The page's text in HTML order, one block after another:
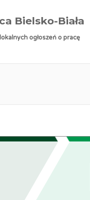
Bielsko-Biała
ogłoszeń o pracę
Biała » Oferty pracy